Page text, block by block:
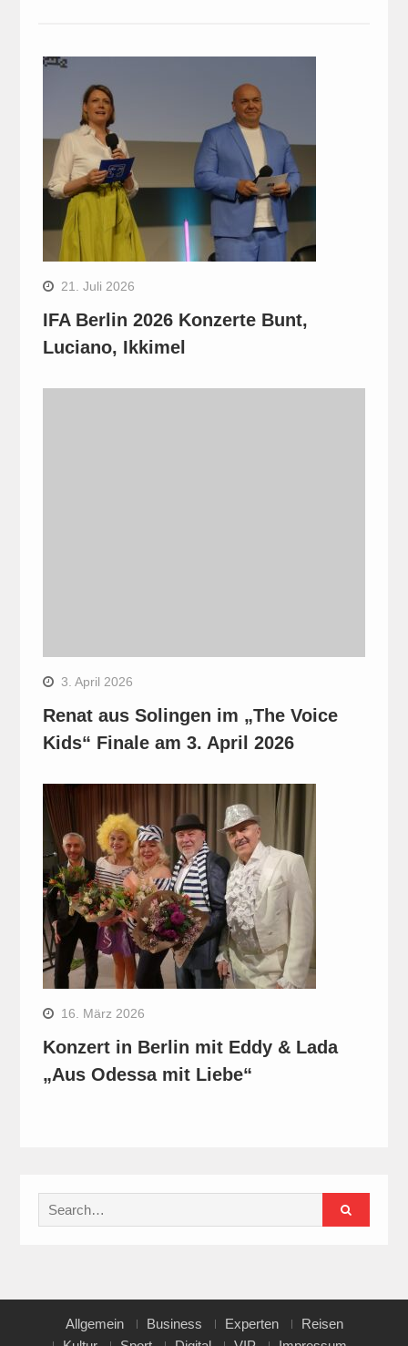
21. Juli 2026
IFA Berlin 2026 Konzerte Bunt,
Luciano, Ikkimel
3. April 2026
Renat aus Solingen im „The Voice
Kids“ Finale am 3. April 2026
16. März 2026
Konzert in Berlin mit Eddy & Lada
„Aus Odessa mit Liebe“
Search
for:
Allgemein Business Experten
Reisen